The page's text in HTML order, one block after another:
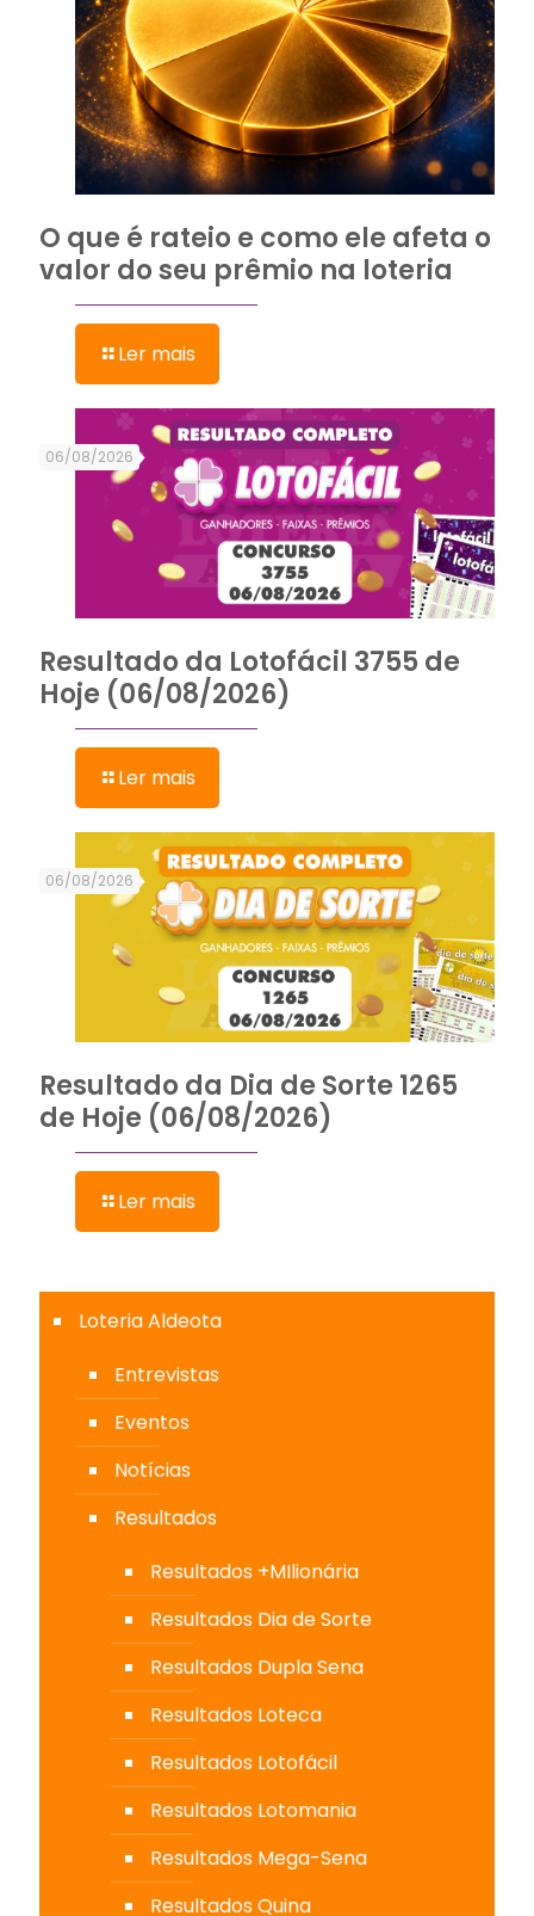
O que é rateio e como ele afeta o
valor do seu prêmio na loteria
Ler mais
06/08/2026
Resultado da Lotofácil 3755 de
Hoje (06/08/2026)
Ler mais
06/08/2026
Resultado da Dia de Sorte 1265
de Hoje (06/08/2026)
Ler mais
Loteria Aldeota
Entrevistas
Eventos
Notícias
Resultados
Resultados +MIlionária
Resultados Dia de Sorte
Resultados Dupla Sena
Resultados Loteca
Resultados Lotofácil
Resultados Lotomania
Resultados Mega-Sena
Resultados Quina